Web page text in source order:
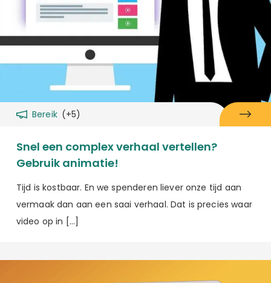
Bereik (+5)
Snel een complex verhaal vertellen?
Gebruik animatie!
Tijd is kostbaar. En we spenderen liever onze tijd aan
vermaak dan aan een saai verhaal. Dat is precies waar
video op in […]